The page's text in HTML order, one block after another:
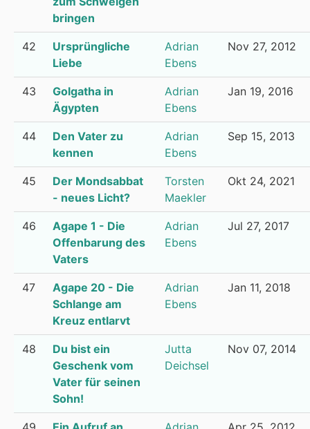
bringen
42
Ursprüngliche
Liebe
Adrian
Ebens
Nov 27, 2012
43
Golgatha in
Ägypten
Adrian
Ebens
Jan 19, 2016
44
Den Vater zu
kennen
Adrian
Ebens
Sep 15, 2013
45
Der Mondsabbat
- neues Licht?
Torsten
Maekler
Okt 24, 2021
46
Agape 1 - Die
Offenbarung des
Vaters
Adrian
Ebens
Jul 27, 2017
47
Agape 20 - Die
Schlange am
Kreuz entlarvt
Adrian
Ebens
Jan 11, 2018
48
Du bist ein
Geschenk vom
Vater für seinen
Sohn!
Jutta
Deichsel
Nov 07, 2014